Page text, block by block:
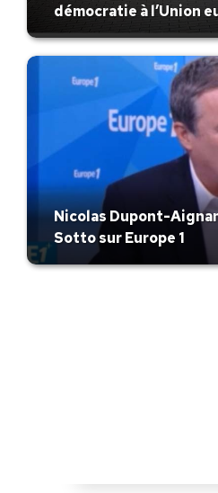
démocratie à l’Union
Nicolas Dupont-
Sotto sur Europe 1